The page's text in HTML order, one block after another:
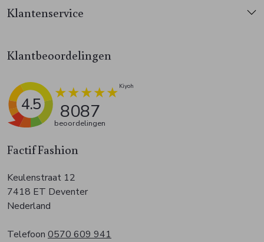
Factif Fashion
Keulenstraat 12
7418 ET Deventer
Nederland
Telefoon 0570 609 941
Klantenservice
Klantbeoordelingen
4.5 8087
beoordelingen